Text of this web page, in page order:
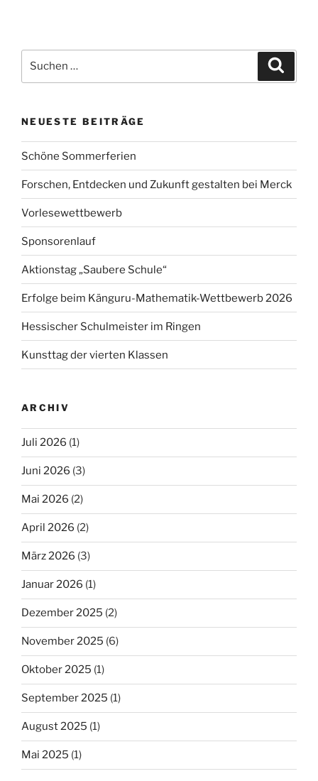
nach:
NEUESTE BEITRÄGE
Schöne Sommerferien
Forschen, Entdecken und Zukunft gestalten bei Merck
Vorlesewettbewerb
Sponsorenlauf
Aktionstag „Saubere Schule“
Erfolge beim Känguru-Mathematik-Wettbewerb 2026
Hessischer Schulmeister im Ringen
Kunsttag der vierten Klassen
ARCHIV
Juli 2026 (1)
Juni 2026 (3)
Mai 2026 (2)
April 2026 (2)
März 2026 (3)
Januar 2026 (1)
Dezember 2025 (2)
November 2025 (6)
Oktober 2025 (1)
September 2025 (1)
August 2025 (1)
Mai 2025 (1)